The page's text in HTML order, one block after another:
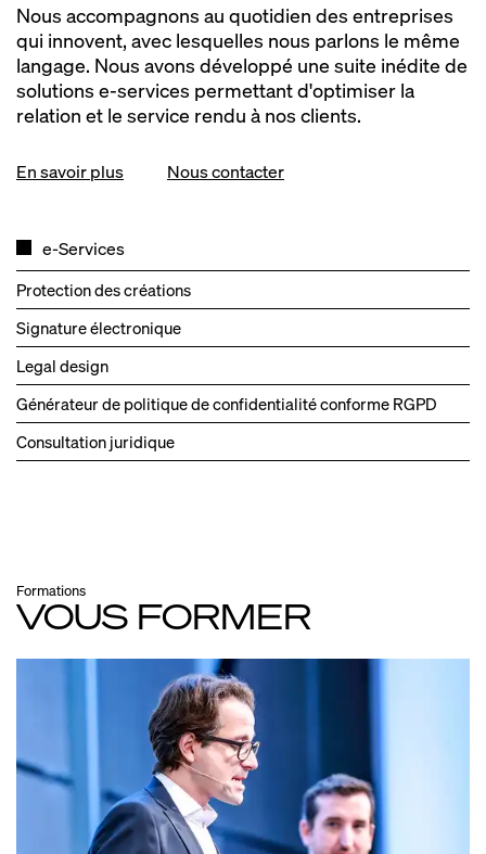
Nous accompagnons au quotidien des entreprises
qui innovent, avec lesquelles nous parlons le même
langage. Nous avons développé une suite inédite de
solutions e-services permettant d'optimiser la
relation et le service rendu à nos clients.
En savoir plus Nous contacter
e-Services
Protection des créations
Signature électronique
Legal design
Générateur de politique de confidentialité conforme RGPD
Consultation juridique
Formations
VOUS FORMER